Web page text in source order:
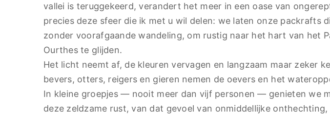
vallei is teruggekeerd, verandert het meer in een oase van
precies deze sfeer die ik met u wil delen: we laten onze packrafts
zonder voorafgaande wandeling, om rustig naar het hart van het
Ourthes te glijden.
Het licht neemt af, de kleuren vervagen en langzaam maar zeker
bevers, otters, reigers en gieren nemen de oevers en het
In kleine groepjes — nooit meer dan vijf personen — genieten we
deze zeldzame rust, van dat gevoel van onmiddellijke